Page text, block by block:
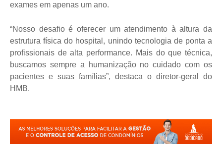
exames em apenas um ano.
“Nosso desafio é oferecer um atendimento à altura da
estrutura física do hospital, unindo tecnologia de ponta a
profissionais de alta performance. Mais do que técnica,
buscamos sempre a humanização no cuidado com os
pacientes e suas famílias”, destaca o diretor-geral do
HMB.